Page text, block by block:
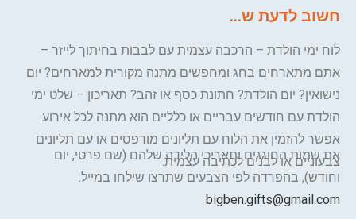
חשוב לדעת ש...
לוח ימי הולדת – הרכבה עצמית עם לבבות בחיתוך לייזר –
אתם מתארחים בחג ומחפשים מתנה מקורית למארחים? יום
נישואין? יום הולדת? חתונת כסף או זהב? תאריכון – שלט ימי
הולדת עם חודשים עבריים או כלליים הוא מתנה לכל אירוע.
אפשר להזמין את הלוח עם תליונים מודפסים או עם תליונים
צבעוניים או לבנים לכתיבה עצמית.
את שמות החוגגים ותאריכי הלידה שלהם (שם פרטי, יום
וחודש), בהפרדה לפי הצבעים שתרצו שילחו במייל:
bigben.gifts@gmail.com